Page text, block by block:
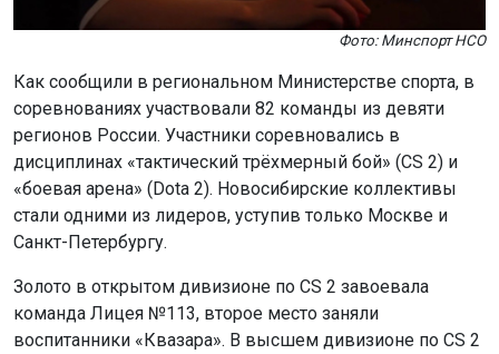
Фото: Минспорт НСО
Как сообщили в региональном Министерстве спорта, в
соревнованиях участвовали 82 команды из девяти
регионов России. Участники соревновались в
дисциплинах «тактический трёхмерный бой» (CS 2) и
«боевая арена» (Dota 2). Новосибирские коллективы
стали одними из лидеров, уступив только Москве и
Санкт-Петербургу.
Золото в открытом дивизионе по CS 2 завоевала
команда Лицея №113, второе место заняли
воспитанники «Квазара». В высшем дивизионе по CS 2